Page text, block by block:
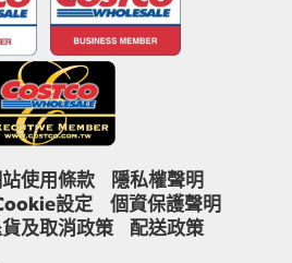
使用條款
隱私權聲明
設定
個資保護聲明
及取消政策 配送政策